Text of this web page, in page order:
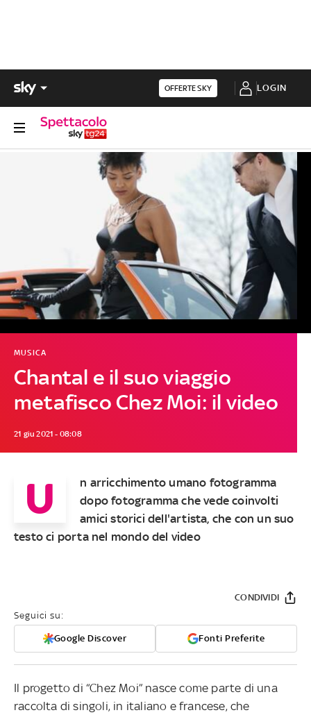
OFFERTE SKY LOGIN
Chantal e il suo viaggio
metafisco Chez Moi: il video
MUSICA
21 giu 2021 - 08:08
U
n arricchimento umano fotogramma
dopo fotogramma che vede coinvolti
amici storici dell'artista, che con un suo
testo ci porta nel mondo del video
Seguici su:
Google Discover Fonti Preferite
CONDIVIDI
Il progetto di “Chez Moi” nasce come parte di una
raccolta di singoli, in italiano e francese, che